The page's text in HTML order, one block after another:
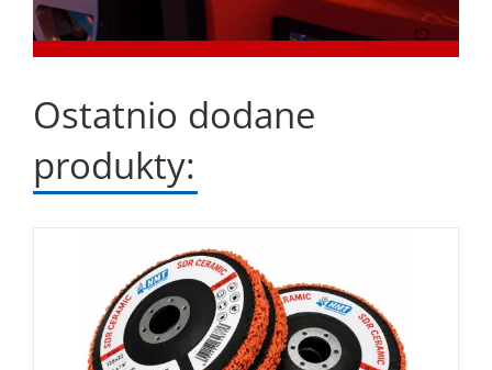
Ostatnio dodane
produkty: